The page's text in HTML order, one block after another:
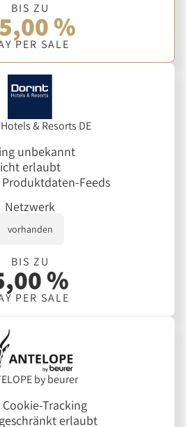
BIS ZU
%
PER SALE
& Resorts DE
unbekannt
erlaubt
Produktdaten-Feeds
Netzwerk
vorhanden
BIS ZU
%
PER SALE
by beurer
Cookie-Tracking
erlaubt